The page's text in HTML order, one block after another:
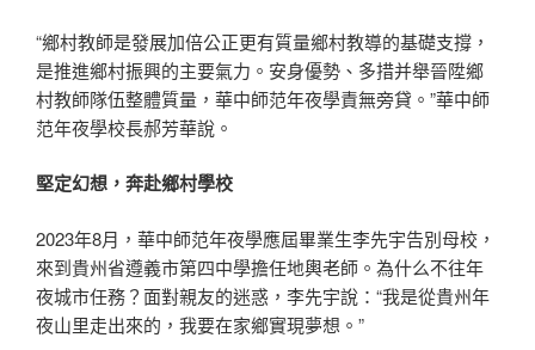
“鄉村教師是發展加倍公正更有質量鄉村教導的基礎支撐，
是推進鄉村振興的主要氣力。安身優勢、多措并舉晉陞鄉
村教師隊伍整體質量，華中師范年夜學責無旁貸。”華中師
范年夜學校長郝芳華說。
堅定幻想，奔赴鄉村學校
2023年8月，華中師范年夜學應屆畢業生李先宇告別母校，
來到貴州省遵義市第四中學擔任地輿老師。為什么不往年
夜城市任務？面對親友的迷惑，李先宇說：“我是從貴州年
夜山里走出來的，我要在家鄉實現夢想。”